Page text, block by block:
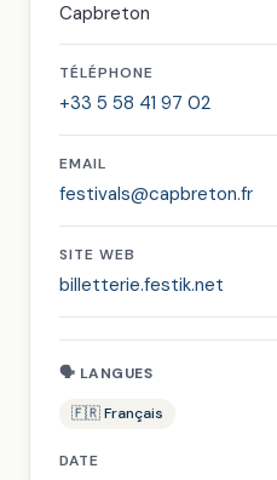
Capbreton
TÉLÉPHONE
+33 5 58 41 97 02
EMAIL
festivals@capbreton.fr
SITE WEB
billetterie.festik.net
🗣 LANGUES
🇫🇷 Français
DATE